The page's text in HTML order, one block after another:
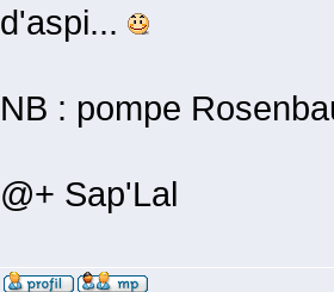
d'aspi...
NB : pompe
@+ Sap'Lal